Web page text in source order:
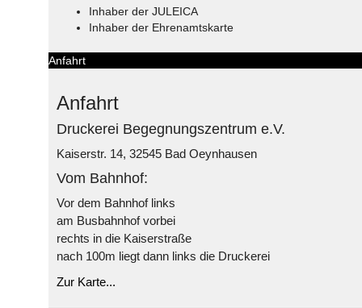
Inhaber der JULEICA
Inhaber der Ehrenamtskarte
Anfahrt
Anfahrt
Druckerei Begegnungszentrum e.V.
Kaiserstr. 14, 32545 Bad Oeynhausen
Vom Bahnhof:
Vor dem Bahnhof links
am Busbahnhof vorbei
rechts in die Kaiserstraße
nach 100m liegt dann links die Druckerei
Zur Karte...